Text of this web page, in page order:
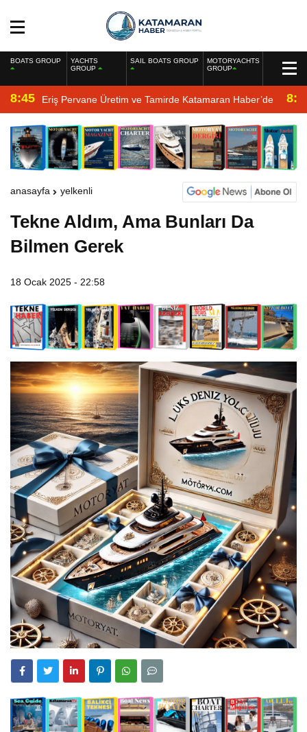
BOATS GROUP
YACHTS
GROUP
SAIL BOATS GROUP
MOTORYACHTS
GROUP
8:45 Eriş Pervane Üretim ve Tamirde Katamaran Haber’de
anasayfa yelkenli
Tekne Aldım, Ama Bunları Da
Bilmen Gerek
18 Ocak 2025 - 22:58